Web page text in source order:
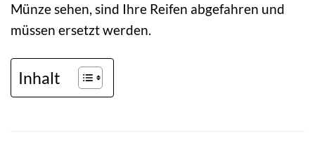
Münze sehen, sind Ihre Reifen abgefahren und
müssen ersetzt werden.
Inhalt